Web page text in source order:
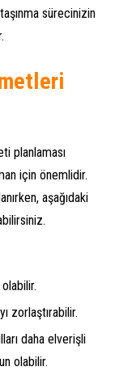
sürecinizin
planlaması
için önemlidir.
aşağıdaki
zorlaştırabilir.
daha elverişli
olabilir.